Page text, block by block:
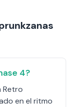
4?
Retro
en el ritmo